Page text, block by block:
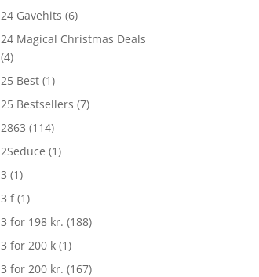
24 Gavehits (6)
24 Magical Christmas Deals
(4)
25 Best (1)
25 Bestsellers (7)
2863 (114)
2Seduce (1)
3 (1)
3 f (1)
3 for 198 kr. (188)
3 for 200 k (1)
3 for 200 kr. (167)